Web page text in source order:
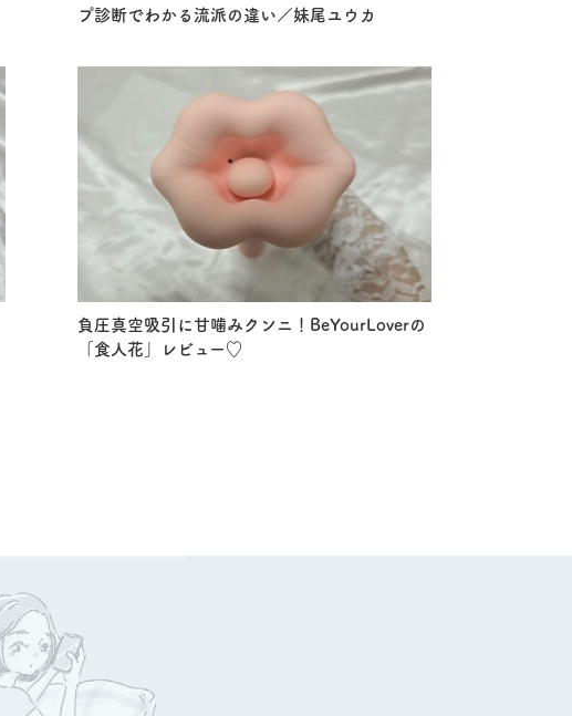
プ診断でわかる流派の違い／妹尾ユウカ
負圧真空吸引に甘噛みクンニ！BeYourLoverの
「食人花」レビュー♡